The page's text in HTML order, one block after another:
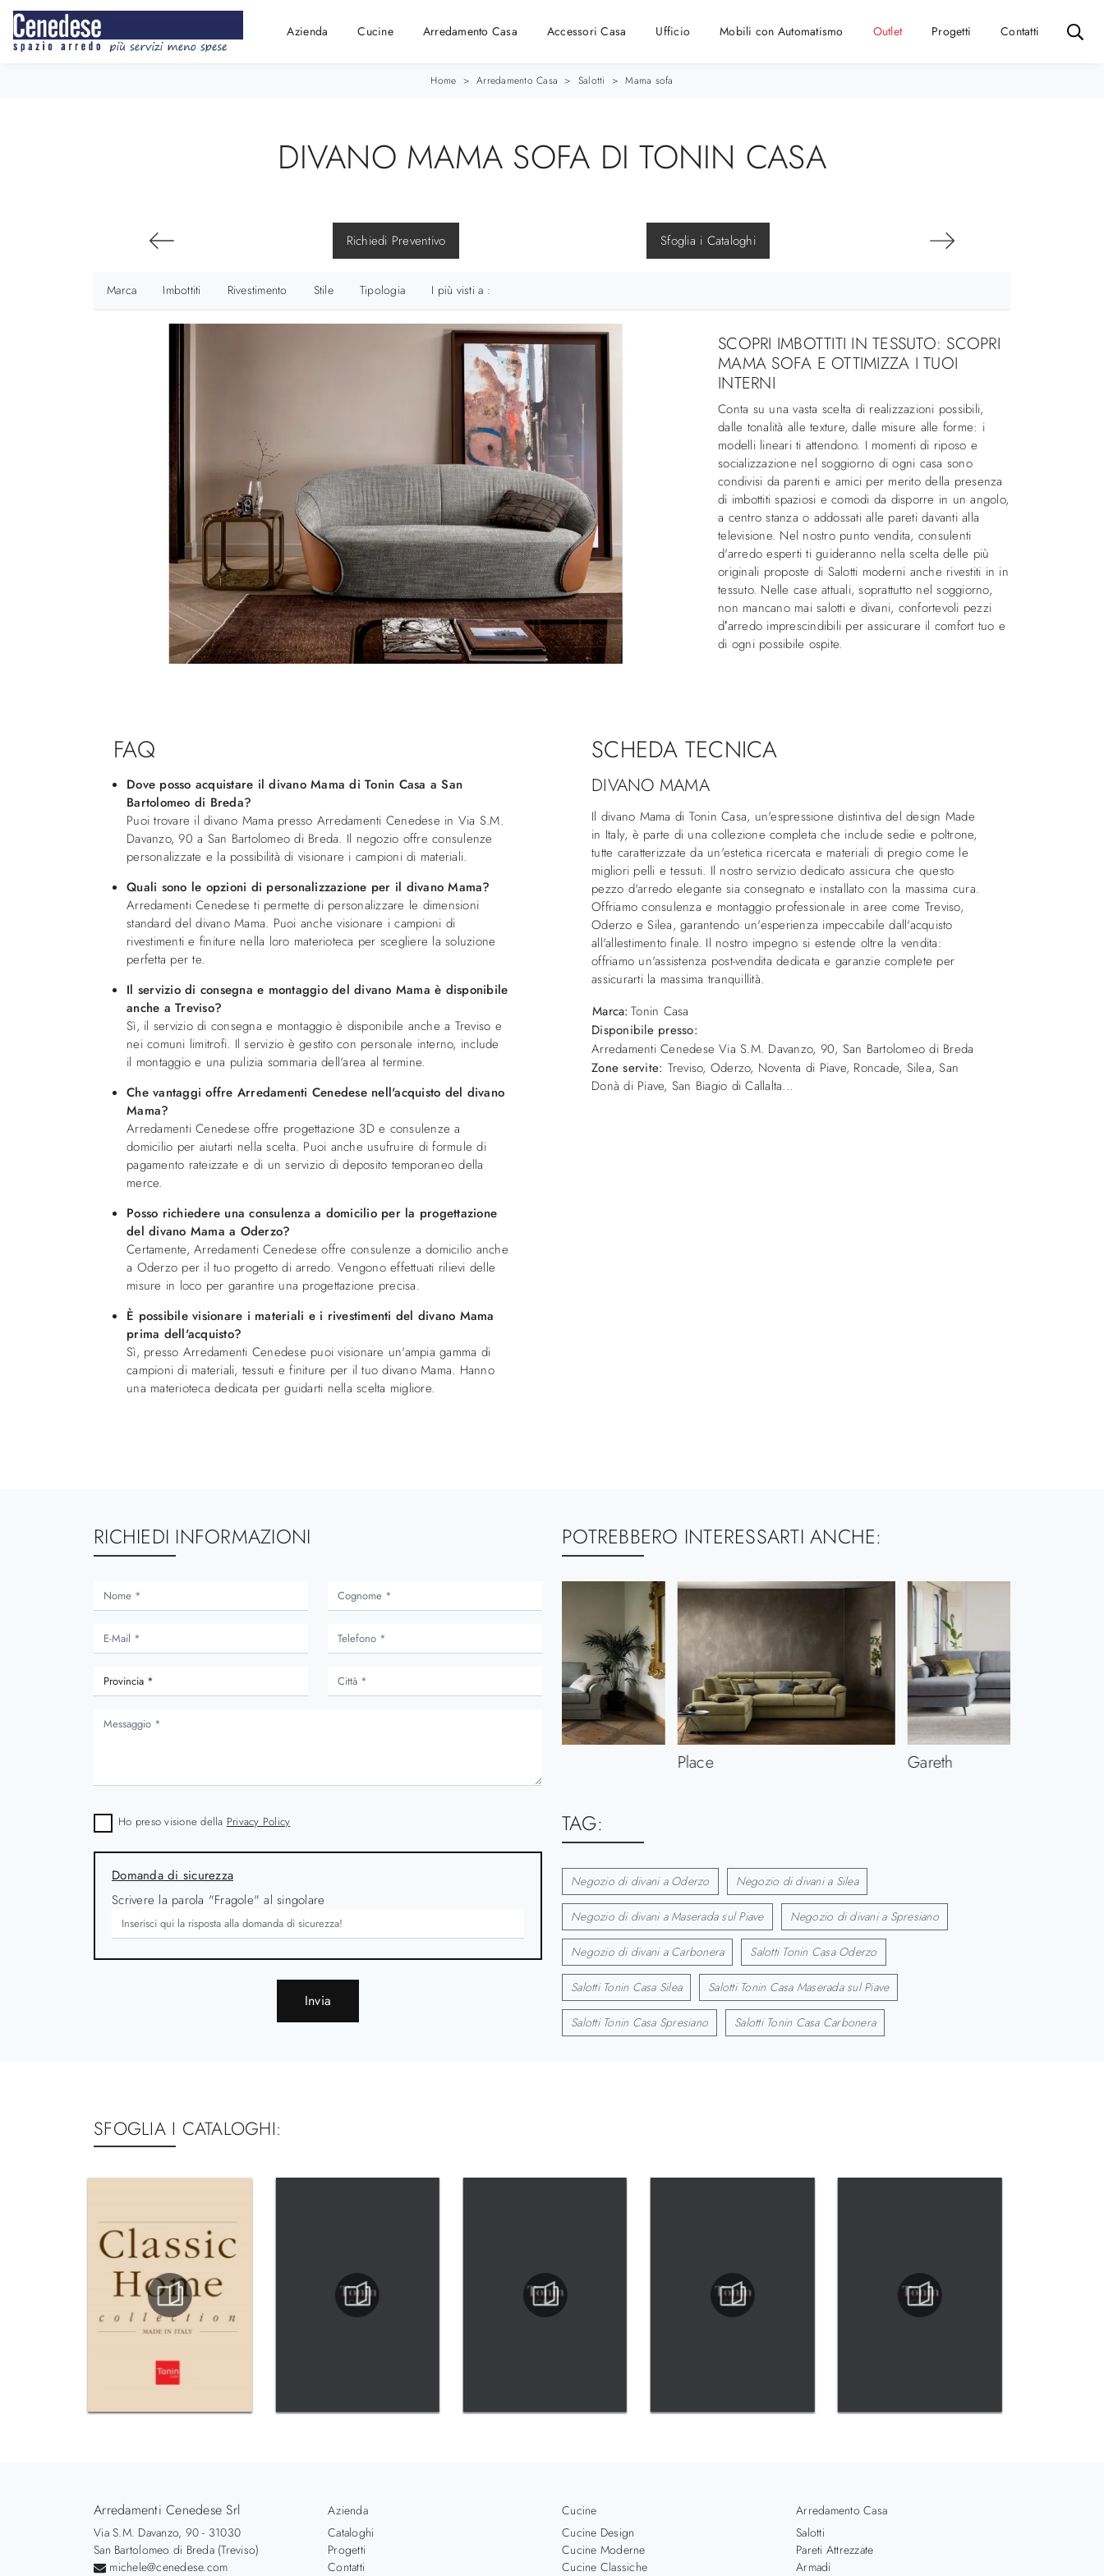
Azienda Cucine Arredamento Casa Accessori Casa Ufficio Mobili con Automatismo Outlet Progetti Contatti
Home > Arredamento Casa > Salotti > Mama sofa
DIVANO MAMA SOFA DI TONIN CASA
Richiedi Preventivo Sfoglia i Cataloghi
Marca Imbottiti Rivestimento Stile Tipologia I più visti a :
SCOPRI IMBOTTITI IN TESSUTO: SCOPRI
MAMA SOFA E OTTIMIZZA I TUOI
INTERNI
Conta su una vasta scelta di realizzazioni possibili,
dalle tonalità alle texture, dalle misure alle forme: i
modelli lineari ti attendono. I momenti di riposo e
socializzazione nel soggiorno di ogni casa sono
condivisi da parenti e amici per merito della presenza
di imbottiti spaziosi e comodi da disporre in un angolo,
a centro stanza o addossati alle pareti davanti alla
televisione. Nel nostro punto vendita, consulenti
d'arredo esperti ti guideranno nella scelta delle più
originali proposte di Salotti moderni anche rivestiti in in
tessuto. Nelle case attuali, soprattutto nel soggiorno,
non mancano mai salotti e divani, confortevoli pezzi
d’arredo imprescindibili per assicurare il comfort tuo e
di ogni possibile ospite.
FAQ
Dove posso acquistare il divano Mama di Tonin Casa a San
Bartolomeo di Breda?
Puoi trovare il divano Mama presso Arredamenti Cenedese in Via S.M.
Davanzo, 90 a San Bartolomeo di Breda. Il negozio offre consulenze
personalizzate e la possibilità di visionare i campioni di materiali.
Quali sono le opzioni di personalizzazione per il divano Mama?
Arredamenti Cenedese ti permette di personalizzare le dimensioni
standard del divano Mama. Puoi anche visionare i campioni di
rivestimenti e finiture nella loro materioteca per scegliere la soluzione
perfetta per te.
Il servizio di consegna e montaggio del divano Mama è disponibile
anche a Treviso?
Sì, il servizio di consegna e montaggio è disponibile anche a Treviso e
nei comuni limitrofi. Il servizio è gestito con personale interno, include
il montaggio e una pulizia sommaria dell'area al termine.
Che vantaggi offre Arredamenti Cenedese nell'acquisto del divano
Mama?
Arredamenti Cenedese offre progettazione 3D e consulenze a
domicilio per aiutarti nella scelta. Puoi anche usufruire di formule di
pagamento rateizzate e di un servizio di deposito temporaneo della
merce.
Posso richiedere una consulenza a domicilio per la progettazione
del divano Mama a Oderzo?
Certamente, Arredamenti Cenedese offre consulenze a domicilio anche
a Oderzo per il tuo progetto di arredo. Vengono effettuati rilievi delle
misure in loco per garantire una progettazione precisa.
È possibile visionare i materiali e i rivestimenti del divano Mama
prima dell'acquisto?
Sì, presso Arredamenti Cenedese puoi visionare un'ampia gamma di
campioni di materiali, tessuti e finiture per il tuo divano Mama. Hanno
una materioteca dedicata per guidarti nella scelta migliore.
SCHEDA TECNICA
DIVANO MAMA
Il divano Mama di Tonin Casa, un'espressione distintiva del design Made
in Italy, è parte di una collezione completa che include sedie e poltrone,
tutte caratterizzate da un'estetica ricercata e materiali di pregio come le
migliori pelli e tessuti. Il nostro servizio dedicato assicura che questo
pezzo d'arredo elegante sia consegnato e installato con la massima cura.
Offriamo consulenza e montaggio professionale in aree come Treviso,
Oderzo e Silea, garantendo un'esperienza impeccabile dall'acquisto
all'allestimento finale. Il nostro impegno si estende oltre la vendita:
offriamo un'assistenza post-vendita dedicata e garanzie complete per
assicurarti la massima tranquillità.
Marca: Tonin Casa
Disponibile presso:
Arredamenti Cenedese Via S.M. Davanzo, 90, San Bartolomeo di Breda
Zone servite: Treviso, Oderzo, Noventa di Piave, Roncade, Silea, San
Donà di Piave, San Biagio di Callalta...
RICHIEDI INFORMAZIONI
Ho preso visione della Privacy Policy
Domanda di sicurezza
Scrivere la parola "Fragole" al singolare
Invia
POTREBBERO INTERESSARTI ANCHE:
Place Gareth
TAG:
Negozio di divani a Oderzo Negozio di divani a Silea
Negozio di divani a Maserada sul Piave Negozio di divani a Spresiano
Negozio di divani a Carbonera Salotti Tonin Casa Oderzo
Salotti Tonin Casa Silea Salotti Tonin Casa Maserada sul Piave
Salotti Tonin Casa Spresiano Salotti Tonin Casa Carbonera
SFOGLIA I CATALOGHI:
Arredamenti Cenedese Srl
Via S.M. Davanzo, 90 - 31030
San Bartolomeo di Breda (Treviso)
michele@cenedese.com
Azienda
Cataloghi
Progetti
Contatti
Cucine
Cucine Design
Cucine Moderne
Cucine Classiche
Arredamento Casa
Salotti
Pareti Attrezzate
Armadi